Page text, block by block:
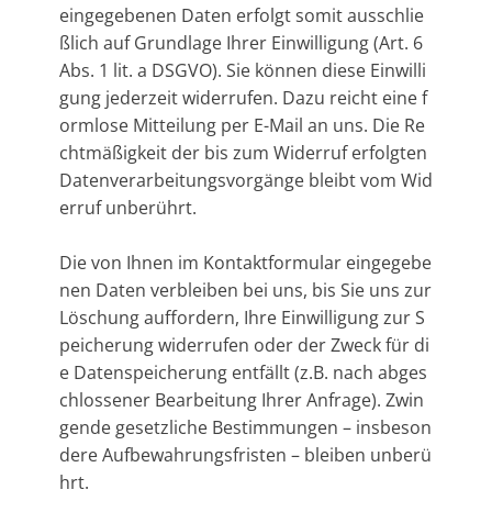
eingegebenen Daten erfolgt somit ausschlie
ßlich auf Grundlage Ihrer Einwilligung (Art. 6
Abs. 1 lit. a DSGVO). Sie können diese Einwilli
gung jederzeit widerrufen. Dazu reicht eine f
ormlose Mitteilung per E-Mail an uns. Die Re
chtmäßigkeit der bis zum Widerruf erfolgten
Datenverarbeitungsvorgänge bleibt vom Wid
erruf unberührt.
Die von Ihnen im Kontaktformular eingegebe
nen Daten verbleiben bei uns, bis Sie uns zur
Löschung auffordern, Ihre Einwilligung zur S
peicherung widerrufen oder der Zweck für di
e Datenspeicherung entfällt (z.B. nach abges
chlossener Bearbeitung Ihrer Anfrage). Zwin
gende gesetzliche Bestimmungen – insbeson
dere Aufbewahrungsfristen – bleiben unberü
hrt.